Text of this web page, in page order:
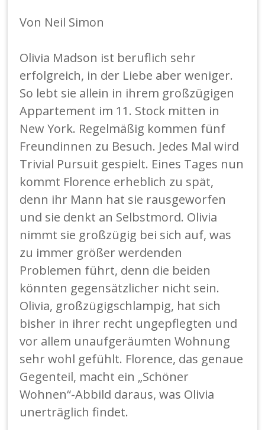
ol
d
Von Neil Simon
Olivia Madson ist beruflich sehr
erfolgreich, in der Liebe aber weniger.
So lebt sie allein in ihrem großzügigen
Appartement im 11. Stock mitten in
New York. Regelmäßig kommen fünf
Freundinnen zu Besuch. Jedes Mal wird
Trivial Pursuit gespielt. Eines Tages nun
kommt Florence erheblich zu spät,
denn ihr Mann hat sie rausgeworfen
und sie denkt an Selbstmord. Olivia
nimmt sie großzügig bei sich auf, was
zu immer größer werdenden
Problemen führt, denn die beiden
könnten gegensätzlicher nicht sein.
Olivia, großzügigschlampig, hat sich
bisher in ihrer recht ungepflegten und
vor allem unaufgeräumten Wohnung
sehr wohl gefühlt. Florence, das genaue
Gegenteil, macht ein „Schöner
Wohnen“-Abbild daraus, was Olivia
unerträglich findet.